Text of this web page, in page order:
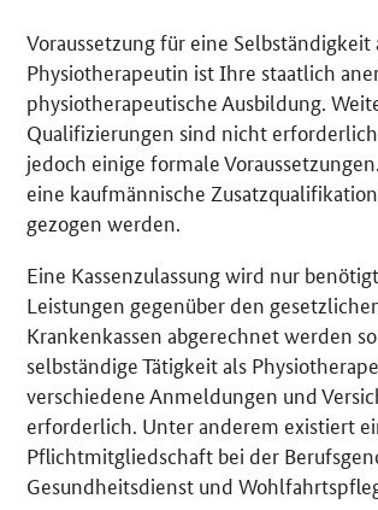
Voraussetzung für eine Selbständigkeit
Physiotherapeutin ist Ihre staatlich
physiotherapeutische Ausbildung.
Qualifizierungen sind nicht
jedoch einige formale
eine kaufmännische
gezogen werden.
Eine Kassenzulassung wird nur
Leistungen gegenüber den
Krankenkassen abgerechnet werden
selbständige Tätigkeit als
verschiedene Anmeldungen und
erforderlich. Unter anderem existiert
Pflichtmitgliedschaft bei der
Gesundheitsdienst und